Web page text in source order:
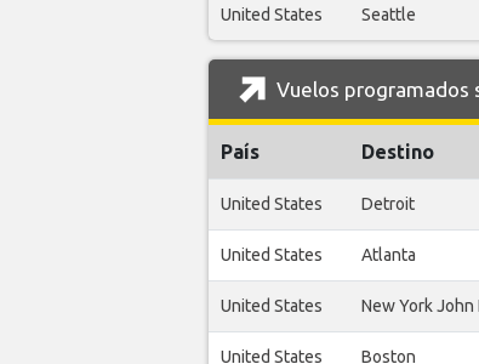
United States Seattle
Vuelos programados
País Destino
United States Detroit
United States Atlanta
United States New York John
United States Boston